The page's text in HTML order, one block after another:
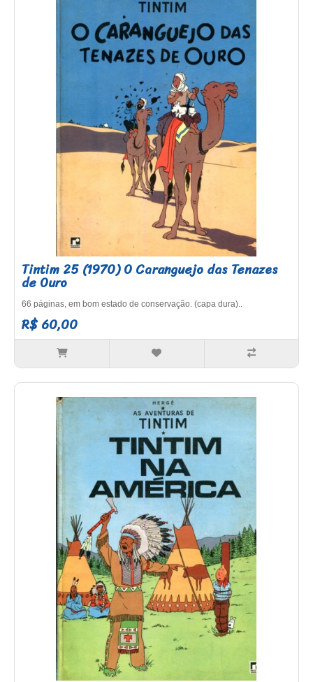
Tintim 25 (1970) O Caranguejo das Tenazes
de Ouro
66 páginas, em bom estado de conservação. (capa dura)..
R$ 60,00